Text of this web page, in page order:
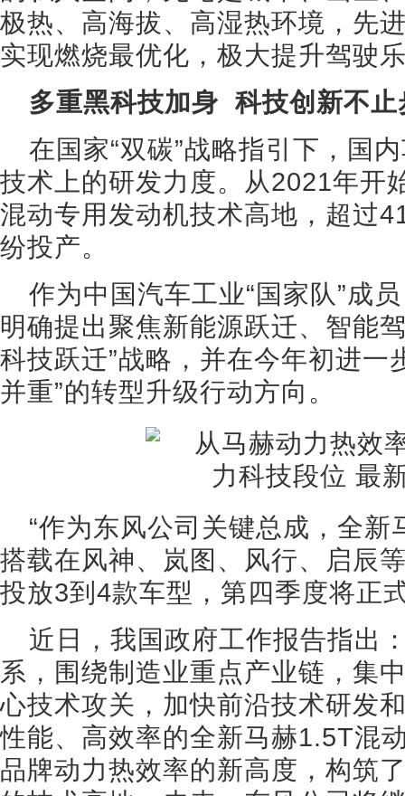
极热、高海拔、高湿热环境，先
实现燃烧最优化，极大提升驾驶
多重黑科技加身 科技创新不止
在国家“双碳”战略指引下，国
技术上的研发力度。从2021年开
混动专用发动机技术高地，超过
纷投产。
作为中国汽车工业“国家队”成
明确提出聚焦新能源跃迁、智能
科技跃迁”战略，并在今年初进一
并重”的转型升级行动方向。
“作为东风公司关键总成，全
搭载在风神、岚图、风行、启辰
投放3到4款车型，第四季度将正
近日，我国政府工作报告指出
系，围绕制造业重点产业链，集
心技术攻关，加快前沿技术研发
性能、高效率的全新马赫1.5T混
品牌动力热效率的新高度，构筑